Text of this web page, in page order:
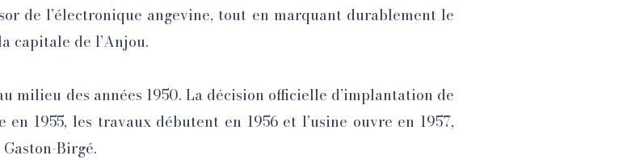
de l’électronique angevine, tout en marquant durablement le
capitale de l’Anjou.
milieu des années 1950. La décision officielle d’implantation de
1955, les travaux débutent en 1956 et l’usine ouvre en 1957,
Birgé.